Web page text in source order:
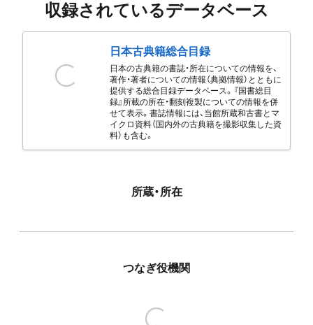
収録されているデータベース
日本古典籍総合目録
日本の古典籍の書誌・所在についての情報を、
著作・著者についての情報（典拠情報）とともに
提供する総合目録データベース。『国書総目
録』所載の所在・翻刻複製についての情報を併
せて表示。書誌情報には、当館所蔵和古書とマ
イクロ資料（国内外の古典籍を撮影収集した資
料）も含む。
所蔵・所在
つなぎ役機関